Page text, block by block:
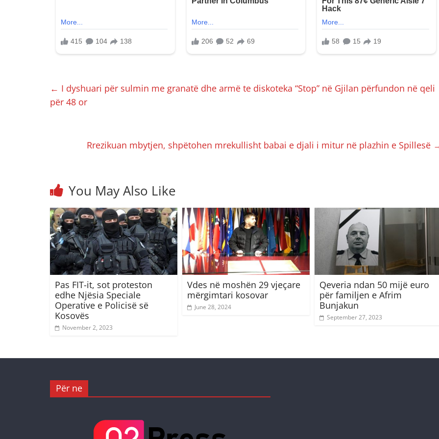
← I dyshuari për sulmin me granatë dhe armë te diskoteka “Stop” në Gjilan përfundon në qeli
për 48 or
Rrezikuan mbytjen, shpëtohen mrekullisht babai e djali i mitur në plazhin e Spillesë
You May Also Like
Pas FIT-it, sot proteston
edhe Njësia Speciale
Operative e Policisë së
Kosovës
November 2, 2023
Vdes në moshën 29 vjeçare
mërgimtari kosovar
June 28, 2024
Qeveria ndan 50 mijë euro
për familjen e Afrim
Bunjakun
September 27, 2023
Për ne